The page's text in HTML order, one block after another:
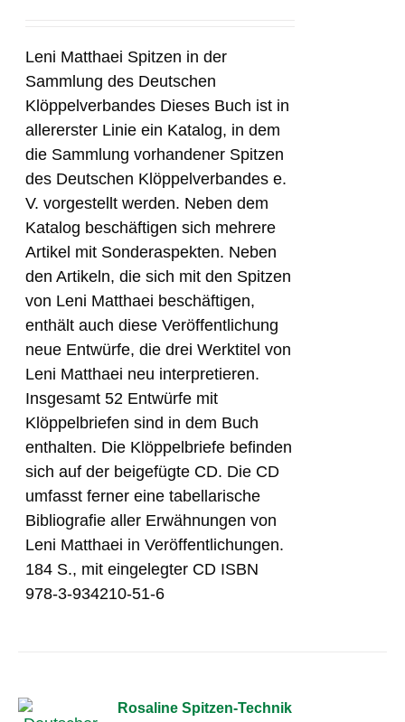
Leni Matthaei Spitzen in der
Sammlung des Deutschen
Klöppelverbandes Dieses Buch ist in
allererster Linie ein Katalog, in dem
die Sammlung vorhandener Spitzen
des Deutschen Klöppelverbandes e.
V. vorgestellt werden. Neben dem
Katalog beschäftigen sich mehrere
Artikel mit Sonderaspekten. Neben
den Artikeln, die sich mit den Spitzen
von Leni Matthaei beschäftigen,
enthält auch diese Veröffentlichung
neue Entwürfe, die drei Werktitel von
Leni Matthaei neu interpretieren.
Insgesamt 52 Entwürfe mit
Klöppelbriefen sind in dem Buch
enthalten. Die Klöppelbriefe befinden
sich auf der beigefügte CD. Die CD
umfasst ferner eine tabellarische
Bibliografie aller Erwähnungen von
Leni Matthaei in Veröffentlichungen.
184 S., mit eingelegter CD ISBN
978-3-934210-51-6
Rosaline Spitzen-Technik